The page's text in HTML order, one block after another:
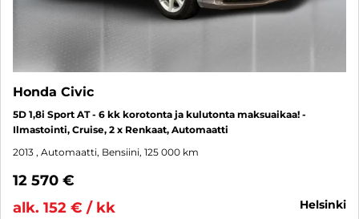
Honda Civic
5D 1,8i Sport AT - 6 kk korotonta ja kulutonta maksuaikaa! -
Ilmastointi, Cruise, 2 x Renkaat, Automaatti
2013 , Automaatti, Bensiini, 125 000 km
12 570 €
alk. 152 € / kk
helsinki